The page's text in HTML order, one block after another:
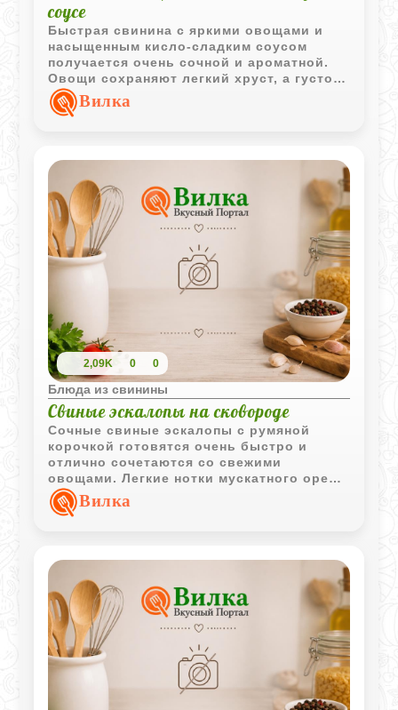
соусе
Быстрая свинина с яркими овощами и
насыщенным кисло-сладким соусом
получается очень сочной и ароматной.
Овощи сохраняют легкий хруст, а густой
соус отлично сочетается с горячим
рисом.Вилка
2,09K 0 0
Блюда из свинины
Свиные эскалопы на сковороде
Сочные свиные эскалопы с румяной
корочкой готовятся очень быстро и
отлично сочетаются со свежими
овощами. Легкие нотки мускатного ореха
или корицы делают вкус мяса особенно
интересным.
Вилка